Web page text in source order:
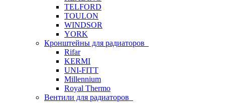
TELFORD
TOULON
WINDSOR
YORK
Кронштейны для радиаторов
Rifar
KERMI
UNI-FITT
Millennium
Royal Thermo
Вентили для радиаторов